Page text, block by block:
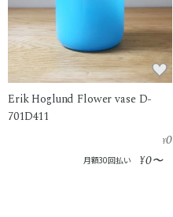
Erik Hoglund Flower vase D-
701D411
¥0
月額30回払い ¥0〜